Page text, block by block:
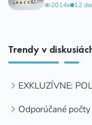
2014x 12
Trendy v
EXKLUZÍVNE:
Odporúčané